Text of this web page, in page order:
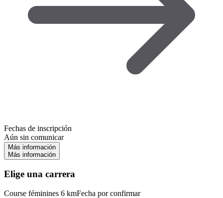
Fechas de inscripción
Aún sin comunicar
Más información
Más información
Elige una carrera
Course féminines 6 kmFecha por confirmar